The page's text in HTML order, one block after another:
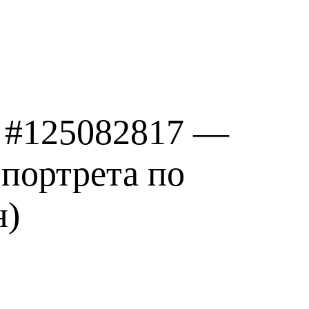
—
по